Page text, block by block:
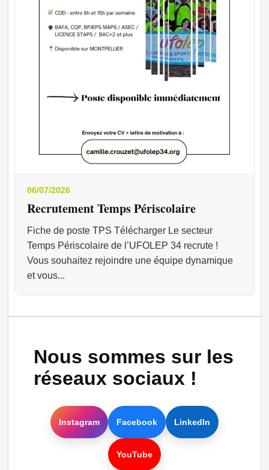
06/07/2026
Recrutement Temps Périscolaire
Fiche de poste TPS Télécharger Le secteur
Temps Périscolaire de l’UFOLEP 34 recrute !
Vous souhaitez rejoindre une équipe dynamique
et vous...
Nous sommes sur les
réseaux sociaux !
Instagram Facebook LinkedIn
YouTube